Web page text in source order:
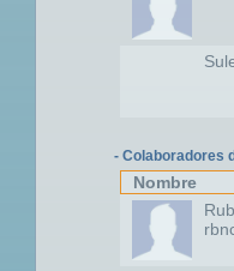
- Colaboradores
Nombre